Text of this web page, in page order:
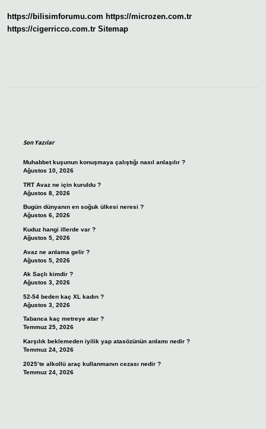
https://bilisimforumu.com https://microzen.com.tr
https://cigerricco.com.tr Sitemap
Son Yazılar
Muhabbet kuşunun konuşmaya çalıştığı nasıl anlaşılır ?
Ağustos 10, 2026
TRT Avaz ne için kuruldu ?
Ağustos 8, 2026
Bugün dünyanın en soğuk ülkesi neresi ?
Ağustos 6, 2026
Kuduz hangi illerde var ?
Ağustos 5, 2026
Avaz ne anlama gelir ?
Ağustos 5, 2026
Ak Saçlı kimdir ?
Ağustos 3, 2026
52-54 beden kaç XL kadın ?
Ağustos 3, 2026
Tabanca kaç metreye atar ?
Temmuz 25, 2026
Karşılık beklemeden iyilik yap atasözünün anlamı nedir ?
Temmuz 24, 2026
2025’te alkollü araç kullanmanın cezası nedir ?
Temmuz 24, 2026